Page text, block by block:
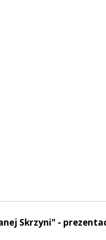
Skrzyni" -